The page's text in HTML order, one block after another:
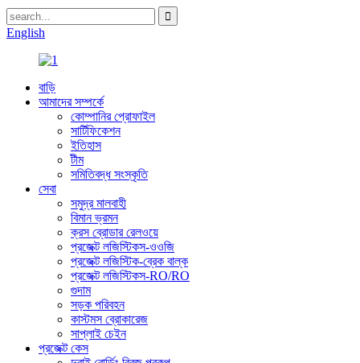
English
বাড়ি
আমাদের সম্পর্কে
কোম্পানির প্রোফাইল
সার্টিফিকেশন
ইতিহাস
টীম
সমিতিবদ্ধ সংস্কৃতি
সেবা
সমুদ্র মালবাহী
বিমান ভ্রমন
ক্রস ব্রোডার রেলওয়ে
প্রজেক্ট লজিস্টিকস-ওওজি
প্রজেক্ট লজিস্টিক-ব্রেক বাল্ক
প্রজেক্ট লজিস্টিকস-RO/RO
গুদাম
সড়ক পরিবহন
কাস্টমস ব্রোকারেজ
সাপ্লাই চেইন
প্রজেক্ট কেস